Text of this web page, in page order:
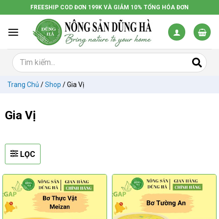
đến
dung
FREESHIP COD ĐƠN 199K VÀ GIẢM 10% TỔNG HÓA ĐƠN
Trang Chủ /Shop /Gia Vị
Gia Vị
LỌC